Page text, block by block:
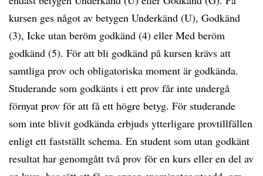
kursen ges något av betygen Underkänd (U), Godkänd
(3), Icke utan beröm godkänd (4) eller Med beröm
godkänd (5). För att bli godkänd på kursen krävs att
samtliga prov och obligatoriska moment är godkända.
Studerande som godkänts i ett prov får inte undergå
förnyat prov för att få ett högre betyg. För studerande
som inte blivit godkända erbjuds ytterligare provtillfällen
enligt ett fastställt schema. En student som utan godkänt
resultat har genomgått två prov för en kurs eller en del av